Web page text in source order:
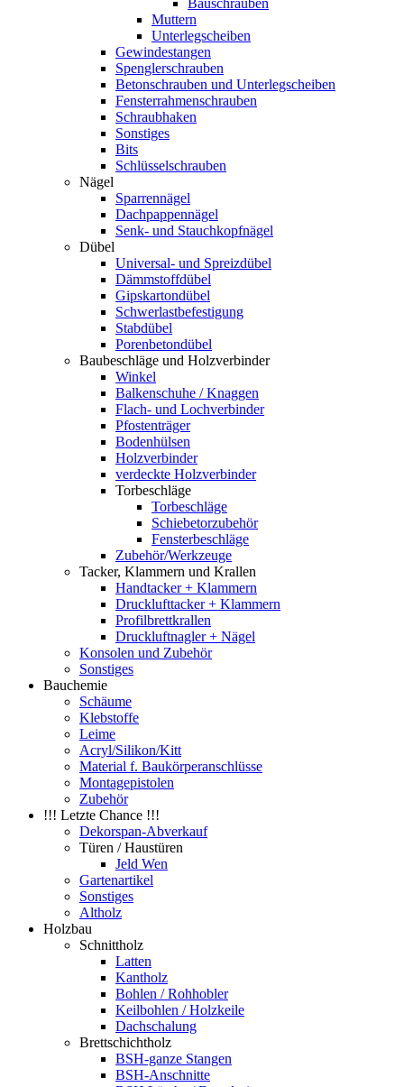
Bauschrauben
Muttern
Unterlegscheiben
Gewindestangen
Spenglerschrauben
Betonschrauben und Unterlegscheiben
Fensterrahmenschrauben
Schraubhaken
Sonstiges
Bits
Schlüsselschrauben
Nägel
Sparrennägel
Dachpappennägel
Senk- und Stauchkopfnägel
Dübel
Universal- und Spreizdübel
Dämmstoffdübel
Gipskartondübel
Schwerlastbefestigung
Stabdübel
Porenbetondübel
Baubeschläge und Holzverbinder
Winkel
Balkenschuhe / Knaggen
Flach- und Lochverbinder
Pfostenträger
Bodenhülsen
Holzverbinder
verdeckte Holzverbinder
Torbeschläge
Torbeschläge
Schiebetorzubehör
Fensterbeschläge
Zubehör/Werkzeuge
Tacker, Klammern und Krallen
Handtacker + Klammern
Drucklufttacker + Klammern
Profilbrettkrallen
Druckluftnagler + Nägel
Konsolen und Zubehör
Sonstiges
Bauchemie
Schäume
Klebstoffe
Leime
Acryl/Silikon/Kitt
Material f. Baukörperanschlüsse
Montagepistolen
Zubehör
!!! Letzte Chance !!!
Dekorspan-Abverkauf
Türen / Haustüren
Jeld Wen
Gartenartikel
Sonstiges
Altholz
Holzbau
Schnittholz
Latten
Kantholz
Bohlen / Rohhobler
Keilbohlen / Holzkeile
Dachschalung
Brettschichtholz
BSH-ganze Stangen
BSH-Anschnitte